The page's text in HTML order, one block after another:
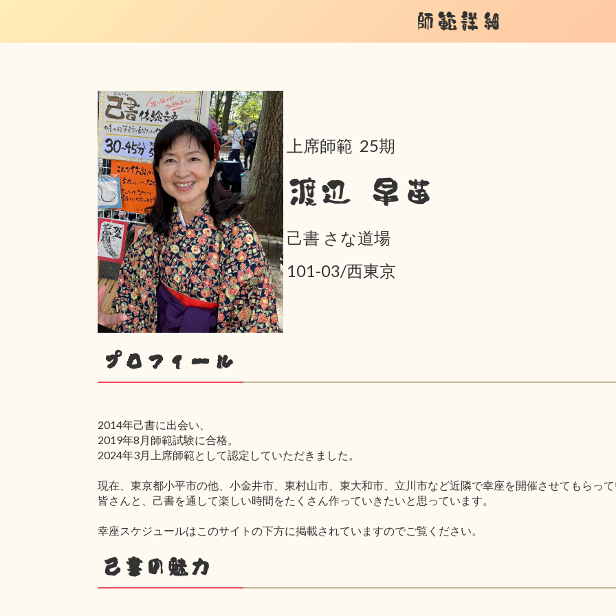
師範詳細
上席師範 25期
渡辺 早苗
己書 さな道場
101-03/西東京
プロフィール
2014年己書に出会い、
2019年8月師範試験に合格。
2024年3月上席師範として認定していただきました。
現在、東京都小平市の他、小金井市、東村山市、東大和市、立川市など近隣で幸座を開催させてもらっ
皆さんと、己書を通して楽しい時間をたくさん作っていきたいと思っています。
幸座スケジュールはこのサイトの下方に掲載されていますのでご覧ください。
己書の魅力